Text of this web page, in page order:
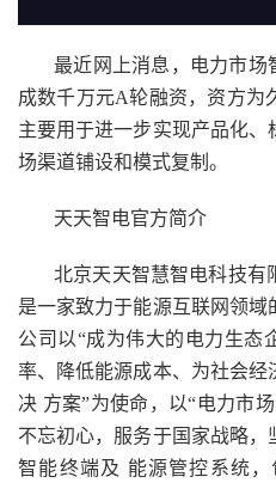
最近网上消息，电力市场
成数千万元A轮融资，资方为
主要用于进一步实现产品化
场渠道铺设和模式复制。
天天智电官方简介
北京天天智慧智电科技有
是一家致力于能源互联网领域
公司以“成为伟大的电力生态
率、降低能源成本、为社会
决 方案”为使命，以“电力市
不忘初心，服务于国家战略
智能终端及 能源管控系统